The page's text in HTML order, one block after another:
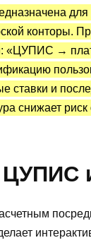
наличные с
с ЦУПИС
и банкоматы
при
для
конторы.
«ЦУПИС →
ставки и
снижает риск
ЦУПИС